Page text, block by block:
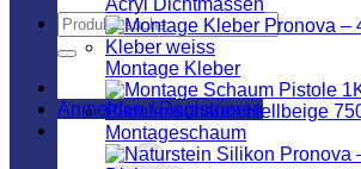
Suchen
nach:
Anmelden / Registrieren
Acryl Dichtmassen
Montage Kleber
Montageschaum